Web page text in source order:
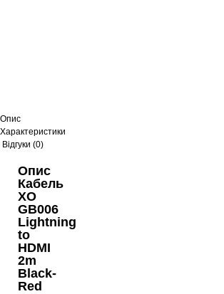
Опис
Характеристики
Відгуки (0)
Опис
Кабель
XO
GB006
Lightning
to
HDMI
2m
Black-
Red